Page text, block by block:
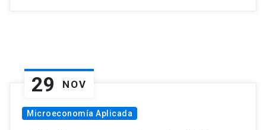
29 NOV
Microeconomía Aplicada